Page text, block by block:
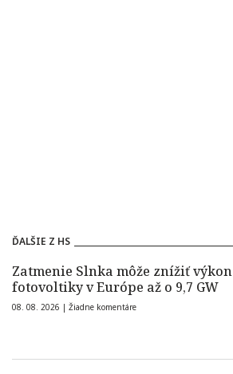
ĎALŠIE Z HS
Zatmenie Slnka môže znížiť výkon
fotovoltiky v Európe až o 9,7 GW
08. 08. 2026 | Žiadne komentáre